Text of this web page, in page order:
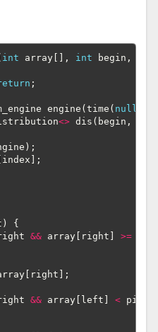
int array [], int begin ,
;
engine (time ( nullptr
<> dis ( begin ,
);
index ];
)
{
&& array right >=
right ];
&& array left < pivot